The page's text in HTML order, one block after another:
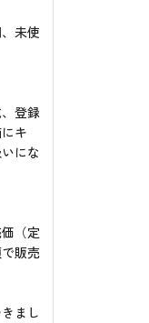
未使
登録
キ
にな
（定
販売
まし